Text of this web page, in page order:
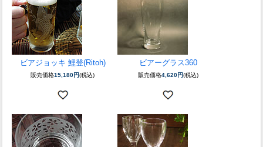
ビアジョッキ 鯉登(Ritoh)
販売価格15,180円(税込)
ビアーグラス360
販売価格4,620円(税込)